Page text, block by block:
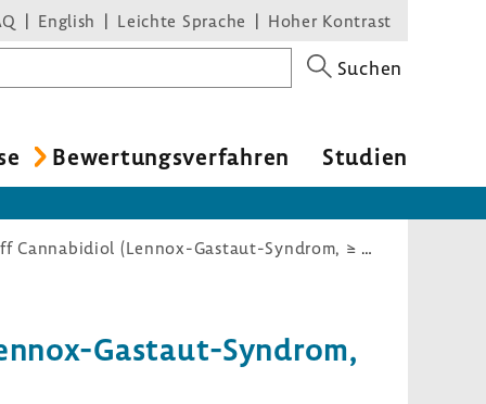
English Leichte Sprache Hoher Kontrast
Suchen
Bewer­tungs­ver­fahren Studien
Nutzenbewertungsverfahren zum Wirkstoff Cannabidiol (Lennox-Gastaut-Syndrom, ≥ 2 Jahre, Kombination mit Clobazam)
​Gastaut-Syndrom,